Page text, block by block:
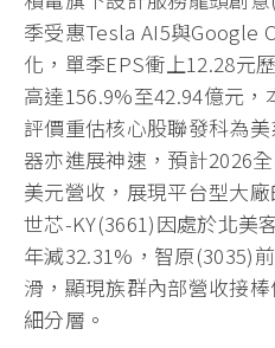
季受惠Tesla AI5與Google
化，單季EPS衝上12.28元
高達156.9%至42.94億元，
評價重估核心股聯發科為
器亦進展神速，預計2026
美元營收，展現平台型大
世芯-KY(3661)因處於北美
年減32.31%，智原(3035)
滑，顯現族群內部營收接
細分層。